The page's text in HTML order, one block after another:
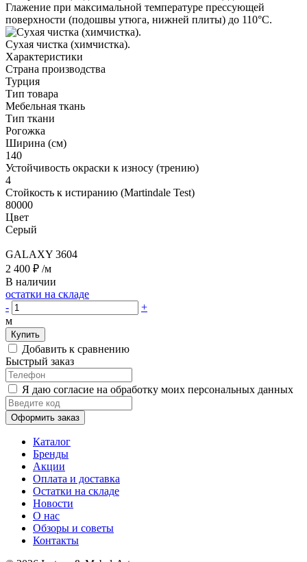
Глажение при максимальной температуре прессующей
поверхности (подошвы утюга, нижней плиты) до 110°С.
Cухая чистка (химчистка).
Характеристики
Страна производства
Турция
Тип товара
Мебельная ткань
Тип ткани
Рогожка
Ширина (см)
140
Устойчивость окраски к износу (трению)
4
Стойкость к истиранию (Martindale Test)
80000
Цвет
Серый
GALAXY 3604
2 400 ₽ /м
В наличии
остатки на складе
-
+
м
Купить
Добавить к сравнению
Быстрый заказ
Я даю согласие на обработку моих персональных данных
Оформить заказ
Каталог
Бренды
Акции
Оплата и доставка
Остатки на складе
Новости
О нас
Обзоры и советы
Контакты